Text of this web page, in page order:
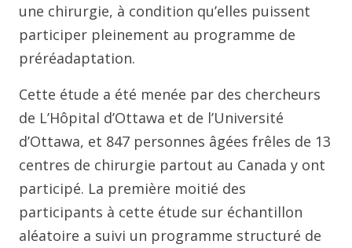
une chirurgie, à condition qu’elles puissent
participer pleinement au programme de
préréadaptation.
Cette étude a été menée par des chercheurs
de L’Hôpital d’Ottawa et de l’Université
d’Ottawa, et 847 personnes âgées frêles de 13
centres de chirurgie partout au Canada y ont
participé. La première moitié des
participants à cette étude sur échantillon
aléatoire a suivi un programme structuré de